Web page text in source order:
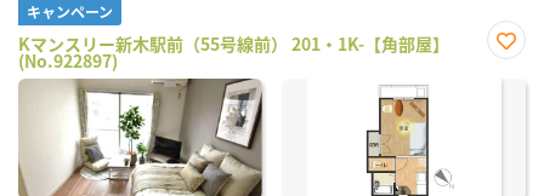
キャンペーン
Kマンスリー新木駅前（55号線前） 201・1K-【角部屋】
(No.922897)
に入